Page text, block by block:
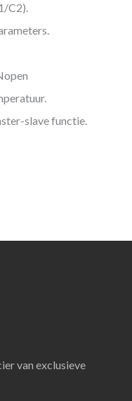
C2).
slave functie.
van exclusieve